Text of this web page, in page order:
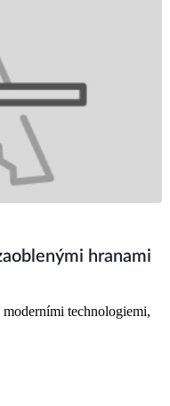
hranami
technologiemi,